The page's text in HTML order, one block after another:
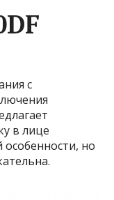
с
в лице
особенности, но